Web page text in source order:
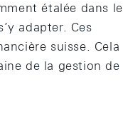
étalée dans le
adapter. Ces
suisse. Cela
de la gestion de